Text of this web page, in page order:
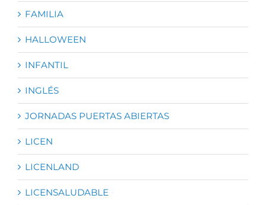
FAMILIA
HALLOWEEN
INFANTIL
INGLÉS
JORNADAS PUERTAS ABIERTAS
LICEN
LICENLAND
LICENSALUDABLE